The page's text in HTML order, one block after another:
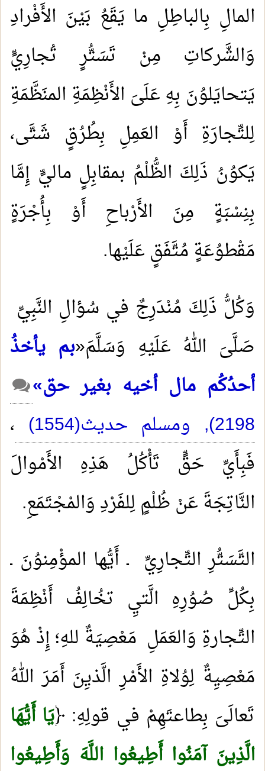
المالِ بِالباطِلِ ما يَقَعُ بَيْنَ الأَفْرادِ
وَالشَّركاتِ مِنْ تَسَتُّرٍ تُجارِيٍّ
يَتحايَلوُنَ بِهِ عَلَىَ الأَنْظِمَةِ المنَظَّمَةِ
لِلتِّجارَةِ أَوْ العَمِلِ بِطُرُقٍ شَتَّى،
يَكوُنُ ذَلِكَ الظُّلْمُ بمقابِلٍ ماليٍّ إِمَّا
بِنِسْبَةٍ مِنَ الأَرْباحِ أَوْ بِأُجْرَةٍ
مَقْطوُعَةٍ مُتَّفَقٍ عَلَيْها.
وَكُلُّ ذَلِكَ مُنْدَرِجٌ في سُؤالِ النَّبِيِّ
صَلَّىَ اللهُ عَلَيْهِ وَسَلَّمَ«بم يأخذُ
أحدُكُم مال أخيه بغير حق»
2198), ومسلم حديث(1554)
،
فَبِأَيِّ حَقٍّ تَأْكُلُ هَذِهِ الأَمْوالَ
النَّاتِجَةَ عَنْ ظُلْمٍ لِلفَرْدِ وَالمْجْتَمَعِ.
التَّسَتُّرِ التِّجارِيِّ ـ أَيُّها المؤْمِنوُنَ ـ
بِكُلِّ صُوُرِهِ الَّتيِ تخُالِفُ أَنْظِمَةَ
التِّجارةِ وَالعَمَلِ مَعْصِيَةٌ للهِ؛ إِذْ هُوَ
مَعْصِيِةٌ لِوُلاةِ الأَمْرِ الَّذيِنَ أَمَرَ اللهُ
تَعالَىَ بِطاعتَهِمْ في قولِهِ: ﴿يَا أَيُّهَا
الَّذِينَ آمَنُوا أَطِيعُوا اللَّهَ وَأَطِيعُوا